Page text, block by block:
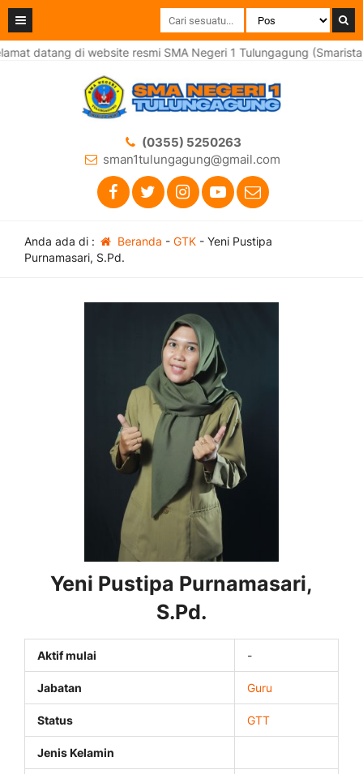
datang di website resmi SMA Negeri 1 Tulungagung (Smarista
(0355) 5250263
sman1tulungagung@gmail.com
Anda ada di : Beranda - GTK- Yeni Pustipa
Purnamasari, S.Pd.
Yeni Pustipa Purnamasari,
S.Pd.
Aktif mulai -
Jabatan Guru
Status GTT
Jenis Kelamin